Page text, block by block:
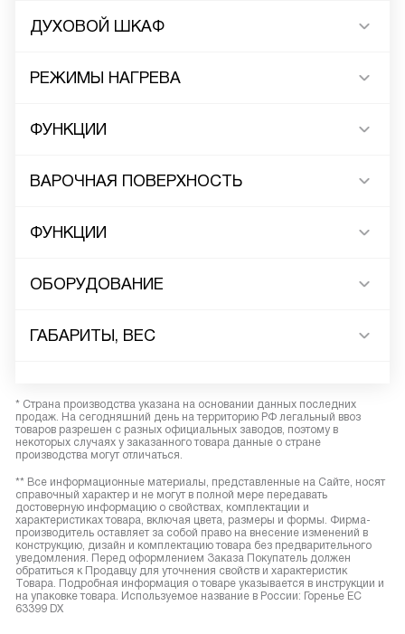
ДУХОВОЙ ШКАФ
РЕЖИМЫ НАГРЕВА
ФУНКЦИИ
ВАРОЧНАЯ ПОВЕРХНОСТЬ
ФУНКЦИИ
ОБОРУДОВАНИЕ
ГАБАРИТЫ, ВЕС
* Страна производства указана на основании данных последних
продаж. На сегодняшний день на территорию РФ легальный ввоз
товаров разрешен с разных официальных заводов, поэтому в
некоторых случаях у заказанного товара данные о стране
производства могут отличаться.
** Все информационные материалы, представленные на Сайте, носят
справочный характер и не могут в полной мере передавать
достоверную информацию о свойствах, комплектации и
характеристиках товара, включая цвета, размеры и формы. Фирма-
производитель оставляет за собой право на внесение изменений в
конструкцию, дизайн и комплектацию товара без предварительного
уведомления. Перед оформлением Заказа Покупатель должен
обратиться к Продавцу для уточнения свойств и характеристик
Товара. Подробная информация о товаре указывается в инструкции и
на упаковке товара. Используемое название в России: Горенье EC
63399 DX